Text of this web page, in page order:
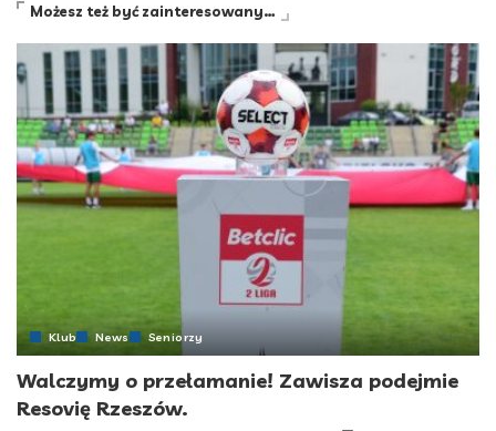
Możesz też być zainteresowany…
Klub News Seniorzy
Walczymy o przełamanie! Zawisza podejmie
Resovię Rzeszów.